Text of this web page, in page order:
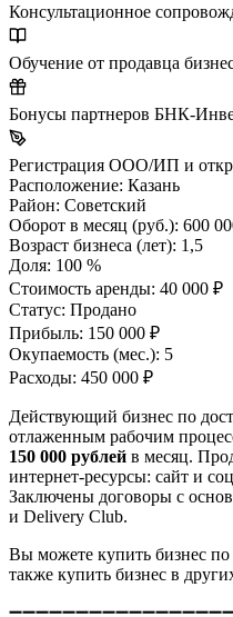
Консультационное
Обучение от продавца
Бонусы партнеров БНК-
Регистрация ООО/ИП и
Расположение: Казань
Район: Советский
Оборот в месяц (руб.): 600
Возраст бизнеса (лет): 1,5
Доля: 100 %
Стоимость аренды: 40 000 ₽
Статус: Продано
Прибыль: 150 000 ₽
Окупаемость (мес.): 5
Расходы: 450 000 ₽
Действующий бизнес по
отлаженным рабочим
150 000 рублей в месяц.
интернет-ресурсы: сайт и
Заключены договоры с
и Delivery Club.
Вы можете купить бизнес по
также купить бизнес в